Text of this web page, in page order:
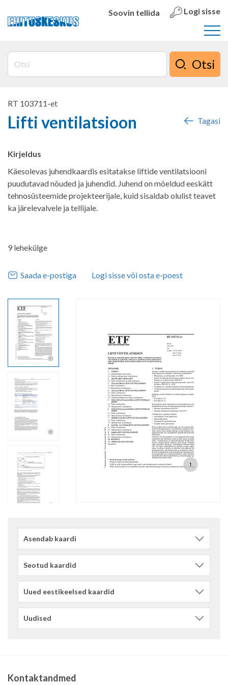
Soovin tellida Logi sisse
Otsi
RT 103711-et
Lifti ventilatsioon Tagasi
Kirjeldus
Käesolevas juhendkaardis esitatakse liftide ventilatsiooni
puudutavad nõuded ja juhendid. Juhend on mõeldud eeskätt
tehnosüsteemide projekteerijale, kuid sisaldab olulist teavet
ka järelevalvele ja tellijale.
9 lehekülge
Saada e-postiga Logi sisse või osta e-poest
Asendab kaardi
Seotud kaardid
Uued eestikeelsed kaardid
Uudised
Kontaktandmed